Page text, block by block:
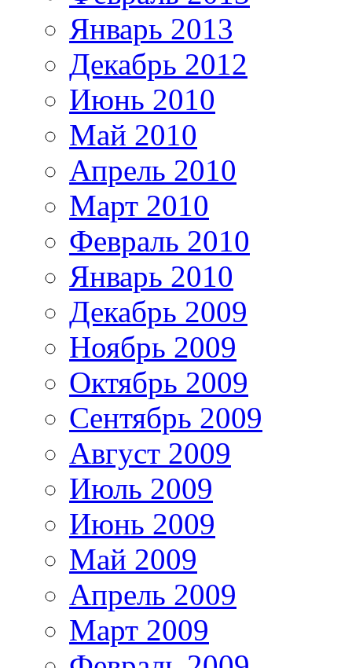
Январь 2013
Декабрь 2012
Июнь 2010
Май 2010
Апрель 2010
Март 2010
Февраль 2010
Январь 2010
Декабрь 2009
Ноябрь 2009
Октябрь 2009
Сентябрь 2009
Август 2009
Июль 2009
Июнь 2009
Май 2009
Апрель 2009
Март 2009